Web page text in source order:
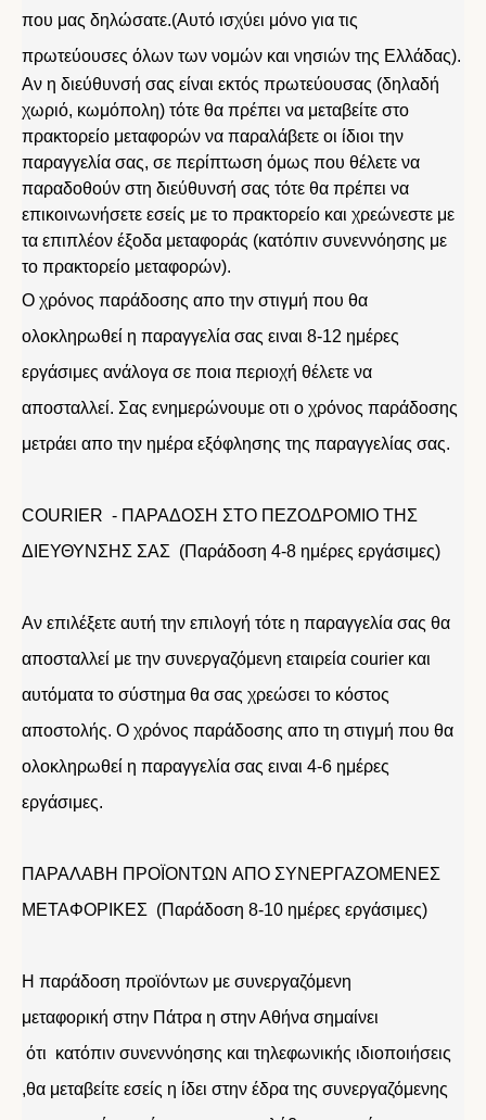
που μας δηλώσατε.(Αυτό ισχύει μόνο για τις
πρωτεύουσες όλων των νομών και νησιών της Ελλάδας).
Αν η διεύθυνσή σας είναι εκτός πρωτεύουσας (δηλαδή
χωριό, κωμόπολη) τότε θα πρέπει να μεταβείτε στο
πρακτορείο μεταφορών να παραλάβετε οι ίδιοι την
παραγγελία σας, σε περίπτωση όμως που θέλετε να
παραδοθούν στη διεύθυνσή σας τότε θα πρέπει να
επικοινωνήσετε εσείς με το πρακτορείο και χρεώνεστε με
τα επιπλέον έξοδα μεταφοράς (κατόπιν συνεννόησης με
το πρακτορείο μεταφορών).
Ο χρόνος παράδοσης απο την στιγμή που θα
ολοκληρωθεί η παραγγελία σας ειναι 8-12 ημέρες
εργάσιμες ανάλογα σε ποια περιοχή θέλετε να
αποσταλλεί. Σας ενημερώνουμε οτι ο χρόνος παράδοσης
μετράει απο την ημέρα εξόφλησης της παραγγελίας σας.
COURIER - ΠΑΡΑΔΟΣΗ ΣΤΟ ΠΕΖΟΔΡΟΜΙΟ ΤΗΣ
ΔΙΕΥΘΥΝΣΗΣ ΣΑΣ (Παράδοση 4-8 ημέρες εργάσιμες)
Αν επιλέξετε αυτή την επιλογή τότε η παραγγελία σας θα
αποσταλλεί με την συνεργαζόμενη εταιρεία courier και
αυτόματα το σύστημα θα σας χρεώσει το κόστος
αποστολής. Ο χρόνος παράδοσης απο τη στιγμή που θα
ολοκληρωθεί η παραγγελία σας ειναι 4-6 ημέρες
εργάσιμες.
ΠΑΡΑΛΑΒΗ ΠΡΟΪΟΝΤΩΝ ΑΠΟ ΣΥΝΕΡΓΑΖΟΜΕΝΕΣ
ΜΕΤΑΦΟΡΙΚΕΣ (Παράδοση 8-10 ημέρες εργάσιμες)
Η παράδοση προϊόντων με συνεργαζόμενη
μεταφορική στην Πάτρα η στην Αθήνα σημαίνει
ότι κατόπιν συνεννόησης και τηλεφωνικής ιδιοποιήσεις
,θα μεταβείτε εσείς η ίδει στην έδρα της συνεργαζόμενης